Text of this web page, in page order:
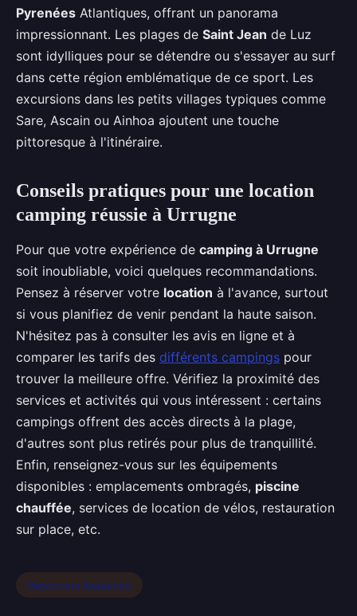
Pyrenées Atlantiques, offrant un panorama
impressionnant. Les plages de Saint Jean de Luz
sont idylliques pour se détendre ou s'essayer au surf
dans cette région emblématique de ce sport. Les
excursions dans les petits villages typiques comme
Sare, Ascain ou Ainhoa ajoutent une touche
pittoresque à l'itinéraire.
Conseils pratiques pour une location
camping réussie à Urrugne
Pour que votre expérience de camping à Urrugne
soit inoubliable, voici quelques recommandations.
Pensez à réserver votre location à l'avance, surtout
si vous planifiez de venir pendant la haute saison.
N'hésitez pas à consulter les avis en ligne et à
comparer les tarifs des différents campings pour
trouver la meilleure offre. Vérifiez la proximité des
services et activités qui vous intéressent : certains
campings offrent des accès directs à la plage,
d'autres sont plus retirés pour plus de tranquillité.
Enfin, renseignez-vous sur les équipements
disponibles : emplacements ombragés, piscine
chauffée, services de location de vélos, restauration
sur place, etc.
Vacanciers locataires